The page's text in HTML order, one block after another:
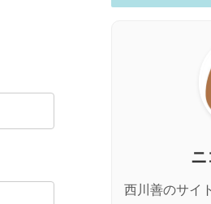
ニ
西川善のサイ